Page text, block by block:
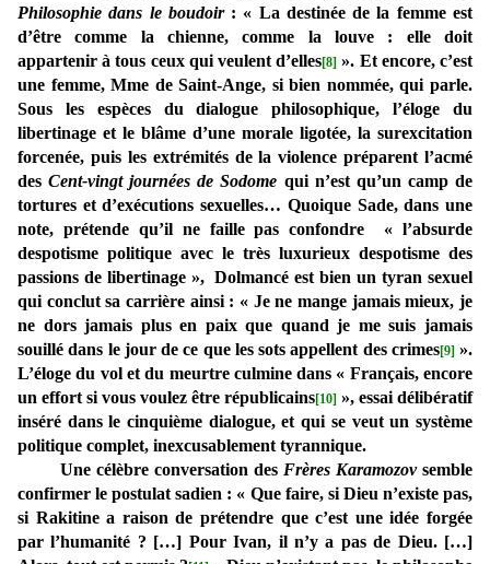
Philosophie dans le boudoir: « La destinée de la femme est
d’être comme la chienne, comme la louve : elle doit
appartenir à tous ceux qui veulent d’elles[8] ». Et encore, c’est
une femme, Mme de Saint-Ange, si bien nommée, qui parle.
Sous les espèces du dialogue philosophique, l’éloge du
libertinage et le blâme d’une morale ligotée, la surexcitation
forcenée, puis les extrémités de la violence préparent l’acmé
desCent-vingt journées de Sodome qui n’est qu’un camp de
tortures et d’exécutions sexuelles… Quoique Sade, dans une
note, prétende qu’il ne faille pas confondre « l’absurde
despotisme politique avec le très luxurieux despotisme des
passions de libertinage », Dolmancé est bien un tyran sexuel
qui conclut sa carrière ainsi : « Je ne mange jamais mieux, je
ne dors jamais plus en paix que quand je me suis jamais
souillé dans le jour de ce que les sots appellent des crimes[9]».
L’éloge du vol et du meurtre culmine dans « Français, encore
un effort si vous voulez être républicains[10] », essai délibératif
inséré dans le cinquième dialogue, et qui se veut un système
politique complet, inexcusablement tyrannique.
Une célèbre conversation des Frères Karamozovsemble
confirmer le postulat sadien : « Que faire, si Dieu n’existe pas,
si Rakitine a raison de prétendre que c’est une idée forgée
par l’humanité ? […] Pour Ivan, il n’y a pas de Dieu. […]